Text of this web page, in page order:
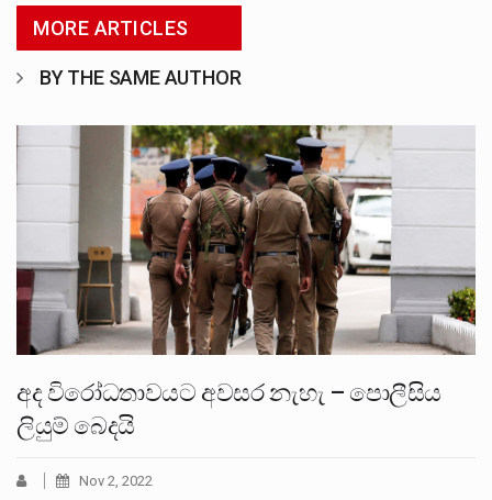
MORE ARTICLES
BY THE SAME AUTHOR
අද විරෝධතාවයට අවසර නැහැ – පොලීසිය
ලියුම් බෙදයි
Nov 2, 2022